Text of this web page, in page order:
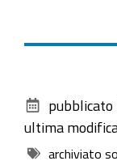
documento
pubblicato
ultima
archiviato